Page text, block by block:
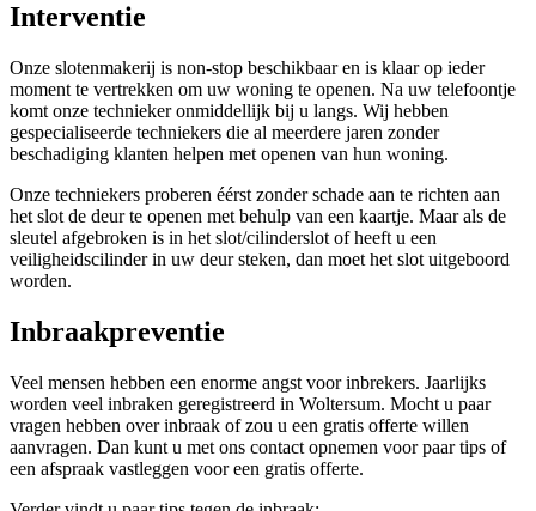
Interventie
Onze slotenmakerij is non-stop beschikbaar en is klaar op ieder
moment te vertrekken om uw woning te openen. Na uw telefoontje
komt onze technieker onmiddellijk bij u langs. Wij hebben
gespecialiseerde techniekers die al meerdere jaren zonder
beschadiging klanten helpen met openen van hun woning.
Onze techniekers proberen éérst zonder schade aan te richten aan
het slot de deur te openen met behulp van een kaartje. Maar als de
sleutel afgebroken is in het slot/cilinderslot of heeft u een
veiligheidscilinder in uw deur steken, dan moet het slot uitgeboord
worden.
Inbraakpreventie
Veel mensen hebben een enorme angst voor inbrekers. Jaarlijks
worden veel inbraken geregistreerd in Woltersum. Mocht u paar
vragen hebben over inbraak of zou u een gratis offerte willen
aanvragen. Dan kunt u met ons contact opnemen voor paar tips of
een afspraak vastleggen voor een gratis offerte.